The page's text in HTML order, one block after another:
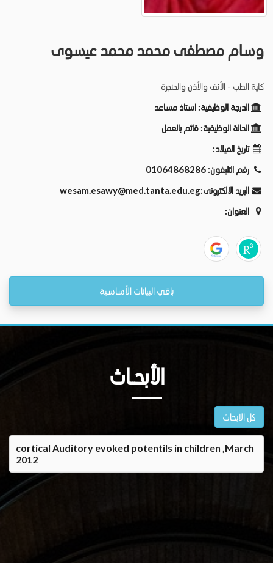
وسام مصطفى محمد محمد عيسوى
كلية الطب - الأنف والأذن والحنجرة
الدرجة الوظيفية: استاذ مساعد
الحالة الوظيفية: قائم بالعمل
تاريخ الميلاد:
رقم التليفون: 01064868286
البريد الالكترونى:wesam.esawy@med.tanta.edu.eg
العنوان:
باقي البيانات الأساسية
الأبحــاث
كل الابحاث
cortical Auditory evoked potentils in children ,March
2012